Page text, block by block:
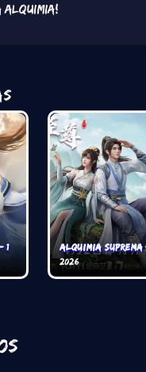
alquimia!
1
Alquimia Suprema
2026